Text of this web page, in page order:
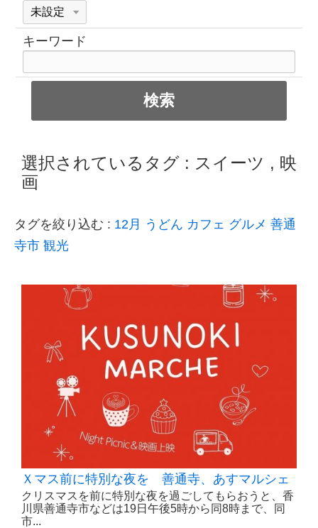
キーワード
選択されているタグ : スイーツ , 映
画
タグを絞り込む : 12月 うどん カフェ グルメ 善通
寺市 観光
Ｘマス前に特別な夜を 善通寺、あすマルシェ
クリスマスを前に特別な夜を過ごしてもらおうと、香
川県善通寺市などは19日午後5時から同8時まで、同
市...